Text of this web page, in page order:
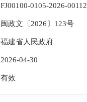
FJ00100-0105-2026-00112
闽政文〔2026〕123号
福建省人民政府
2026-04-30
有效